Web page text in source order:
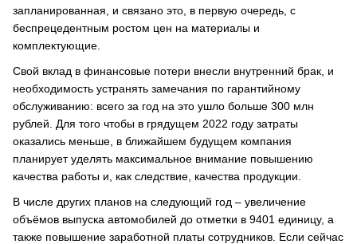
запланированная, и связано это, в первую очередь, с
беспрецедентным ростом цен на материалы и
комплектующие.
Свой вклад в финансовые потери внесли внутренний брак, и
необходимость устранять замечания по гарантийному
обслуживанию: всего за год на это ушло больше 300 млн
рублей. Для того чтобы в грядущем 2022 году затраты
оказались меньше, в ближайшем будущем компания
планирует уделять максимальное внимание повышению
качества работы и, как следствие, качества продукции.
В числе других планов на следующий год – увеличение
объёмов выпуска автомобилей до отметки в 9401 единицу, а
также повышение заработной платы сотрудников. Если сейчас